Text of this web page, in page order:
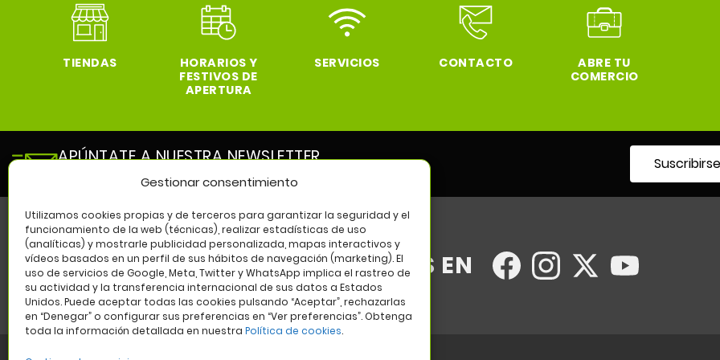
Gestionar consentimiento
Utilizamos cookies propias y de terceros para garantizar la seguridad y el
funcionamiento de la web (técnicas), realizar estadísticas de uso
(analíticas) y mostrarle publicidad personalizada, mapas interactivos y
vídeos basados en un perfil de sus hábitos de navegación (marketing). El
uso de servicios de Google, Meta, Twitter y WhatsApp implica el rastreo de
su actividad y la transferencia internacional de sus datos a Estados
Unidos. Puede aceptar todas las cookies pulsando “Aceptar”, rechazarlas
en “Denegar” o configurar sus preferencias en “Ver preferencias”. Obtenga
toda la información detallada en nuestra Política de cookies.
TIENDAS
HORARIOS Y
FESTIVOS DE
APERTURA
SERVICIOS CONTACTO
ABRE TU
COMERCIO
APÚNTATE A NUESTRA NEWSLETTER
y entérate de todas las novedades de nuestro centro
Suscribirse
SÍGUENOS EN